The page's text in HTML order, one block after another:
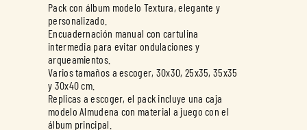
Pack con álbum modelo Textura, elegante y
personalizado.
Encuadernación manual con cartulina
intermedia para evitar ondulaciones y
arqueamientos.
Varios tamaños a escoger, 30x30, 25x35, 35x35
y 30x40 cm.
Replicas a escoger, el pack incluye una caja
modelo Almudena con material a juego con el
álbum principal.